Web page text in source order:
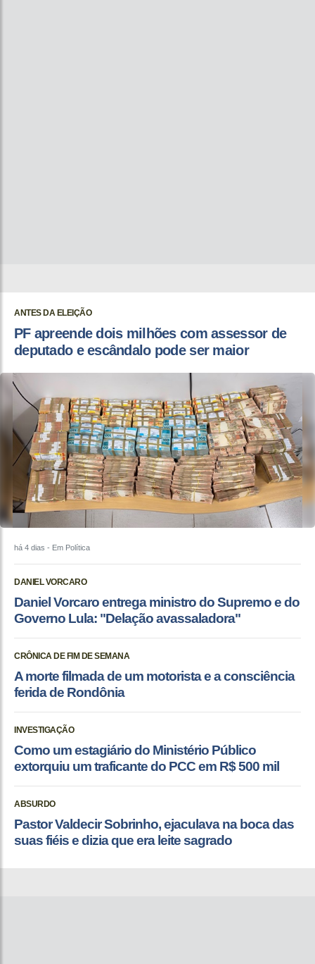
ANTES DA ELEIÇÃO
PF apreende dois milhões com assessor de
deputado e escândalo pode ser maior
há 4 dias - Em Política
DANIEL VORCARO
Daniel Vorcaro entrega ministro do Supremo e do
Governo Lula: "Delação avassaladora"
CRÔNICA DE FIM DE SEMANA
A morte filmada de um motorista e a consciência
ferida de Rondônia
INVESTIGAÇÃO
Como um estagiário do Ministério Público
extorquiu um traficante do PCC em R$ 500 mil
ABSURDO
Pastor Valdecir Sobrinho, ejaculava na boca das
suas fiéis e dizia que era leite sagrado